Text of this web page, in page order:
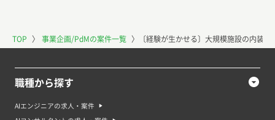
TOP 〉 事業企画/PdMの案件一覧 〉 〔経験が生かせる〕大規模施設の内装・
職種から探す
AIエンジニアの求人・案件